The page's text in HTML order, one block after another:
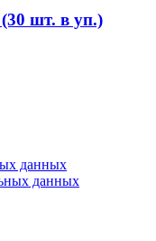
шт. в уп.)
данных
данных